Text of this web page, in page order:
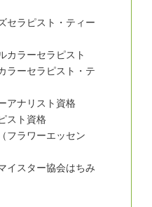
セラピスト・ティー
カラーセラピスト
ラーセラピスト・テ
アナリスト資格
スト資格
フラワーエッセン
イスター協会はちみ